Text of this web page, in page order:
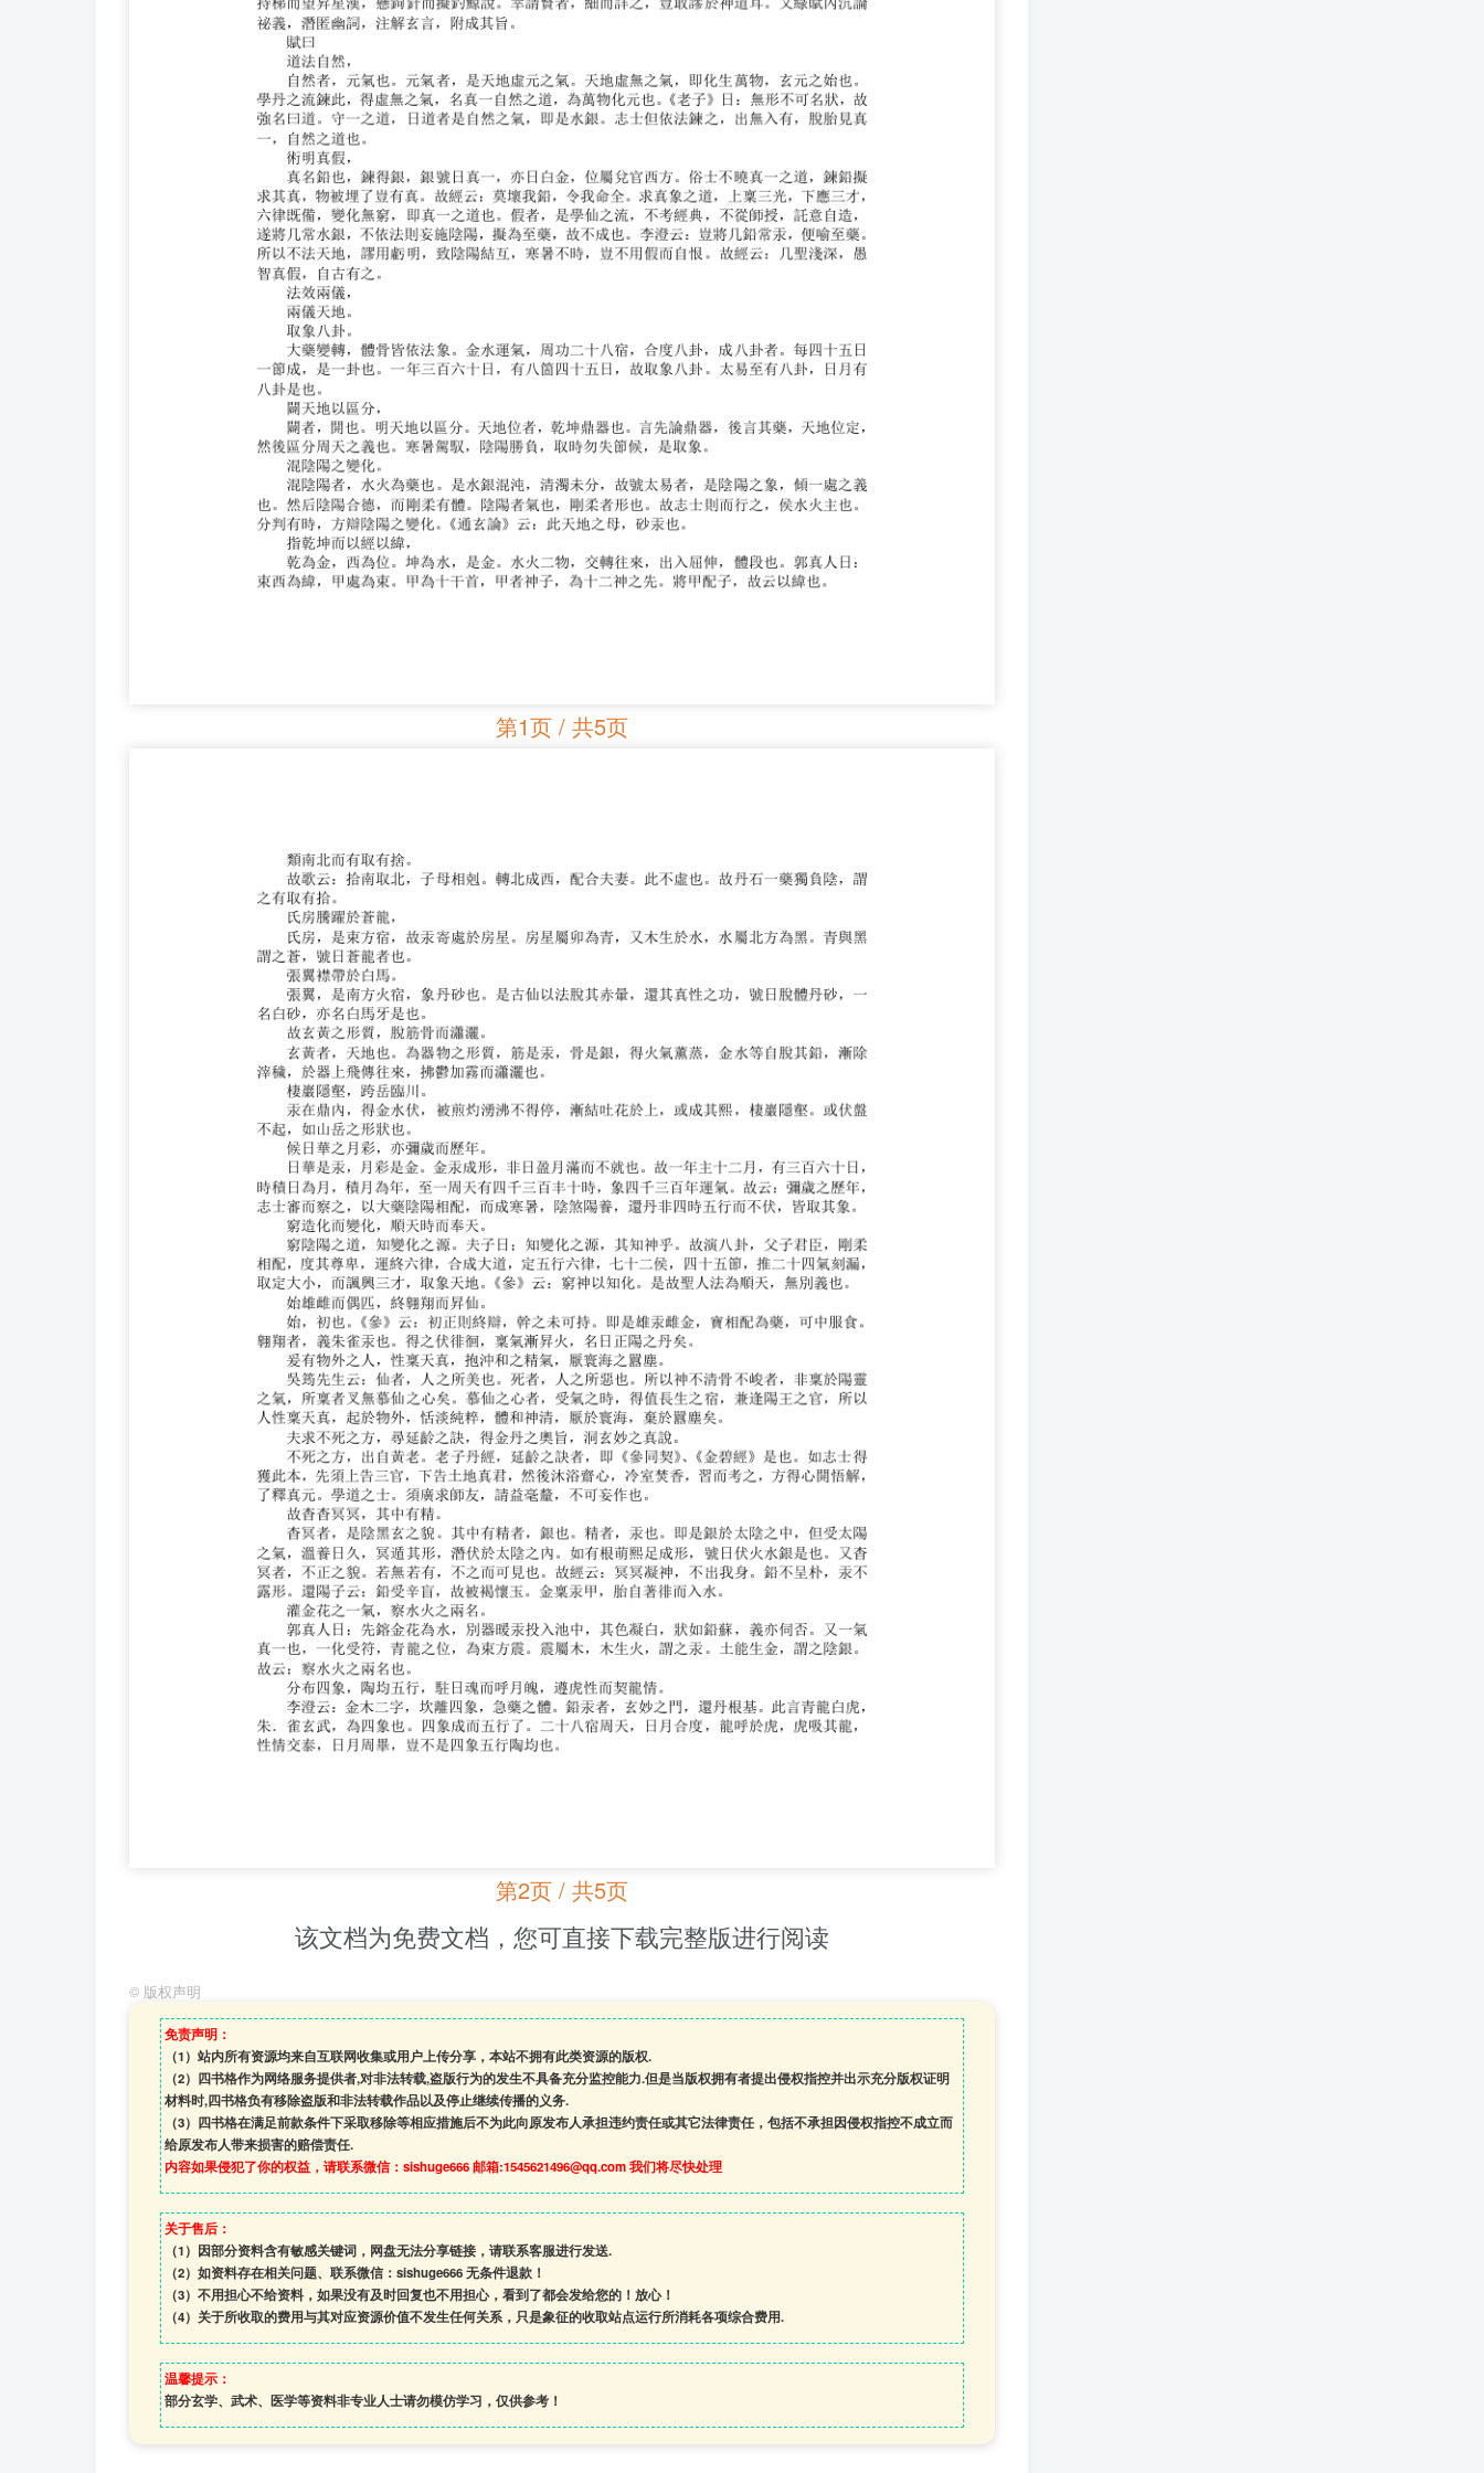
第1页 / 共5页
第2页 / 共5页
该文档为免费文档，您可直接下载完整版进行阅读
© 版权声明
免责声明：
（1）站内所有资源均来自互联网收集或用户上传分享，本站不拥有此类资源的版权.
（2）四书格作为网络服务提供者,对非法转载,盗版行为的发生不具备充分监控能力.但是当版权拥有者提出侵权指控并出示充分版权证明
材料时,四书格负有移除盗版和非法转载作品以及停止继续传播的义务.
（3）四书格在满足前款条件下采取移除等相应措施后不为此向原发布人承担违约责任或其它法律责任，包括不承担因侵权指控不成立而
给原发布人带来损害的赔偿责任.
内容如果侵犯了你的权益，请联系微信：sishuge666 邮箱:1545621496@qq.com 我们将尽快处理
关于售后：
（1）因部分资料含有敏感关键词，网盘无法分享链接，请联系客服进行发送.
（2）如资料存在相关问题、联系微信：sishuge666 无条件退款！
（3） 不用担心不给资料，如果没有及时回复也不用担心，看到了都会发给您的！放心！
（4） 关于所收取的费用与其对应资源价值不发生任何关系，只是象征的收取站点运行所消耗各项综合费用.
温馨提示：
部分玄学、武术、医学等资料非专业人士请勿模仿学习，仅供参考！